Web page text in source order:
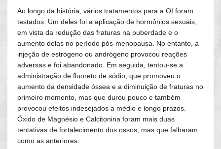
Ao longo da história, vários tratamentos para a OI foram
testados. Um deles foi a aplicação de hormônios sexuais,
em vista da redução das fraturas na puberdade e o
aumento delas no período pós-menopausa. No entanto, a
injeção de estrógeno ou andrógeno provocou reações
adversas e foi abandonado. Em seguida, tentou-se a
administração de fluoreto de sódio, que promoveu o
aumento da densidade óssea e a diminuição de fraturas no
primeiro momento, mas que durou pouco e também
provocou efeitos indesejados a médio e longo prazos.
Óxido de Magnésio e Calcitonina foram mais duas
tentativas de fortalecimento dos ossos, mas que falharam
como as anteriores.